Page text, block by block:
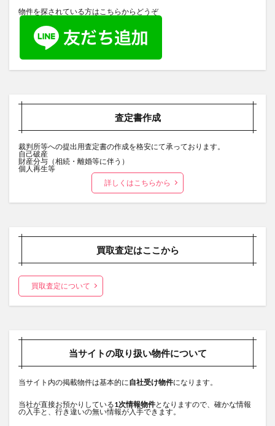
物件を探されている方はこちらからどうぞ
査定書作成
裁判所等への提出用査定書の作成を格安にて承っております。
自己破産
財産分与（相続・離婚等に伴う）
個人再生等
詳しくはこちらから
買取査定はここから
買取査定について
当サイトの取り扱い物件について
当サイト内の掲載物件は基本的に自社受け物件になります。
当社が直接お預かりしている1次情報物件となりますので、確かな情報
の入手と、行き違いの無い情報が入手できます。